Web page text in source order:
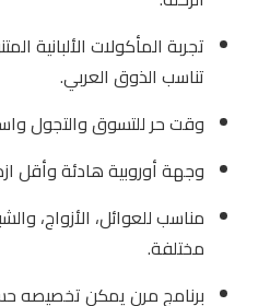
تجربة المأكولات الألبانية
تناسب الذوق العربي.
وقت حر للتسوق والتجول
وجهة أوروبية هادئة وأقل
مناسب للعوائل، الأزواج،
مختلفة.
برنامج مرن يمكن تخصيصه